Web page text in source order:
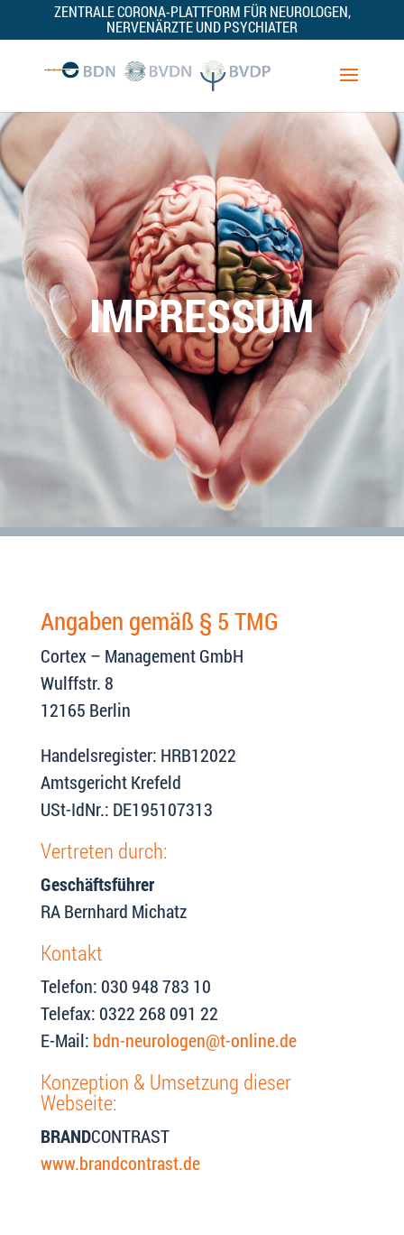
ZENTRALE CORONA-PLATTFORM FÜR NEUROLOGEN,
NERVENÄRZTE UND PSYCHIATER
IMPRESSUM
Angaben gemäß § 5 TMG
Cortex – Management GmbH
Wulffstr. 8
12165 Berlin
Handelsregister: HRB12022
Amtsgericht Krefeld
USt-IdNr.: DE195107313
Vertreten durch:
Geschäftsführer
RA Bernhard Michatz
Kontakt
Telefon: 030 948 783 10
Telefax: 0322 268 091 22
E-Mail: bdn-neurologen@t-online.de
Konzeption & Umsetzung dieser
Webseite:
BRANDCONTRAST
www.brandcontrast.de